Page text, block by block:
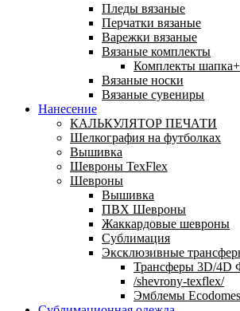
Пледы вязаные
Перчатки вязаные
Варежки вязаные
Вязаные комплекты
Комплекты
Вязаные носки
Вязаные сувениры
Нанесение
КАЛЬКУЛЯТОР ПЕЧАТИ
Шелкография на футболках
Вышивка
Шевроны TexFlex
Шевроны
Вышивка
ПВХ Шевроны
Жаккардовые шевроны
Сублимация
Эксклюзивные
Трансферы 3D/4D
/shevrony-texflex/
Эмблемы Ecodomes